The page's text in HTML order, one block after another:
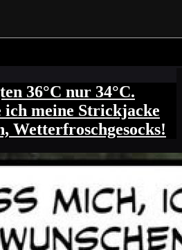
36°C nur 34°C.
ich meine Strickjacke
Wetterfroschgesocks!